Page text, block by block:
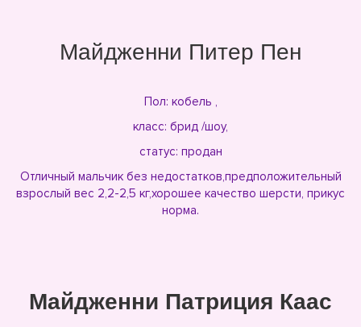
Майдженни Питер Пен
Пол: кобель ,
класс: брид /шоу,
статус: продан
Отличный мальчик без недостатков,предположительный
взрослый вес 2,2-2,5 кг,хорошее качество шерсти, прикус
норма.
Майдженни Патриция Каас